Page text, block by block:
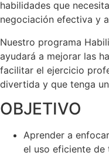
habilidades que
negociación efectiva y
Nuestro programa
ayudará a mejorar las
facilitar el ejercicio
divertida y que tenga
OBJETIVO
Aprender a
el uso eficiente de